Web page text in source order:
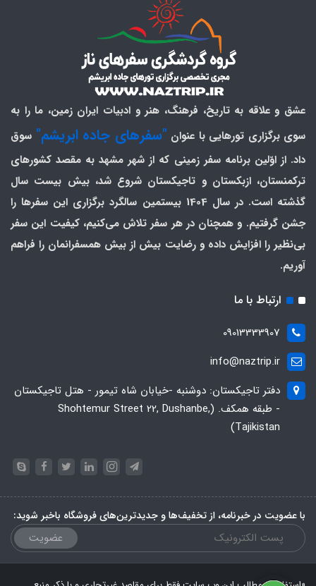
عشق و علاقه به تاریخ، فرهنگ، هنر و ادبیات ایران زمین، ما را به
سوی برگزاری تورهایی با عنوان "سفرهای جاده ابریشم" سوق
داد. از اوّلین برنامه سفر زمینی که از شهر مشهد به مقصد کشورهای
ترکمنستان، ازبکستان و تاجیکستان شروع شد، بیش بیست سال
گذشته است. در سال 1404 بیستمین سالگرد برگزاری این سفرها را
جشن گرفتیم. و همچنان در هر سفر تلاش می‌کنیم، کیفیت این سفر
بی‌نظیر را افزایش داده و رضایت بیش از بیش همسفرانمان را فراهم
آوریم.
ارتباط با ما
09013333907
info@naztrip.ir
دفتر تاجیکستان: دوشنبه -خیابان شاه تیمور - هتل تاجیکستان
- طبقه همکف. (Shohtemur Street 22, Dushanbe,
Tajikistan)
با عضویت در خبرنامه، از تخفیف‌ها و جدیدترین‌های فروشگاه باخبر شوید:
عضویت